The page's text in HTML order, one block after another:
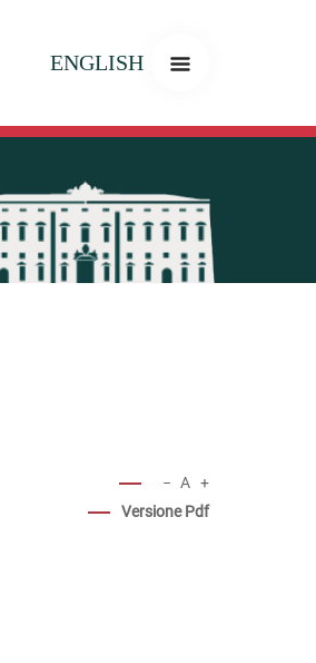
ENGLISH
− A +
Versione Pdf